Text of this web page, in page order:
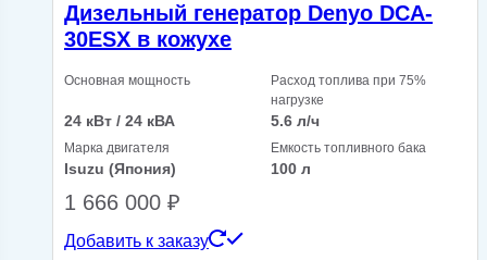
Дизельный генератор Denyo DCA-
30ESX в кожухе
Основная мощность
24 кВт / 24 кВА
Расход топлива при 75%
нагрузке
5.6 л/ч
Марка двигателя
Isuzu (Япония)
Емкость топливного бака
100 л
1 666 000 ₽
Добавить к заказу